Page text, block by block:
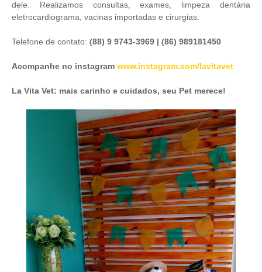
dele. Realizamos consultas, exames, limpeza dentária
eletrocardiograma, vacinas importadas e cirurgias.
Telefone de contato: (88) 9 9743-3969 | (86) 989181450
Acompanhe no instagram www.instagram.com/lavitavet
La Vita Vet: mais carinho e cuidados, seu Pet merece!